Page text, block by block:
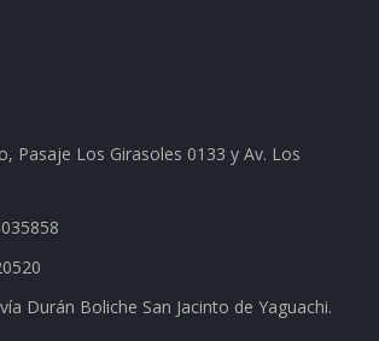
Pasaje Los Girasoles 0133 y Av. Los
Durán Boliche San Jacinto de Yaguachi.